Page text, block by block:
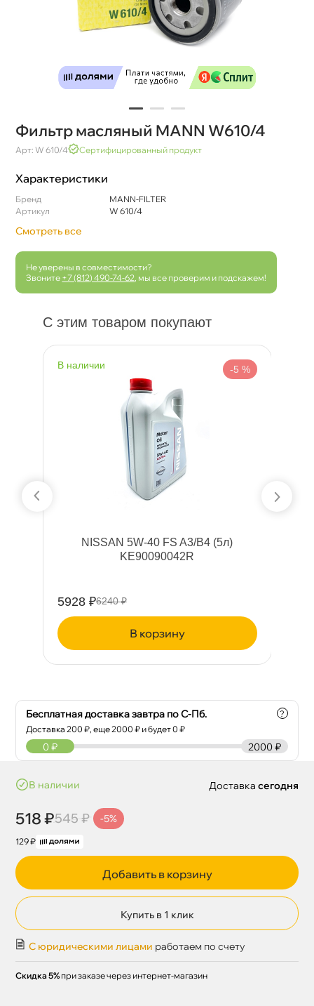
Фильтр масляный MANN W610/4
Арт: W 610/4 Сертифицированный продукт
Характеристики
Бренд
MANN-FILTER
Артикул
W 610/4
Смотреть все
Не уверены в совместимости?
Звоните +7 (812) 490-74-62 , мы все проверим и подскажем!
С этим товаром покупают
наличии -5 %
NISSAN 5W-40 FS A3/B4 (5л)
KE90090042R
5928 ₽6240 ₽
корзину
Бесплатная доставка завтра по С-Пб.
Доставка200 ₽, еще2000 ₽ и будет 0 ₽
?
2000 ₽
0 ₽
наличии
518 ₽545 ₽ -5%
129 ₽
Доставка сегодня
Добавить в корзину
Купить в 1 клик
С юридическими лицами работаем по счету
Скидка 5% при заказе через интернет-магазин